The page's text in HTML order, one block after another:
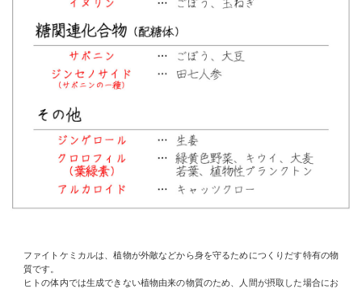
ファイトケミカルは、植物が外敵などから身を守るためにつくりだす特有の物
質です。
ヒトの体内では生成できない植物由来の物質のため、人間が摂取した場合にお